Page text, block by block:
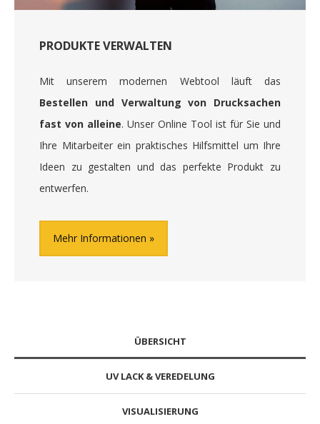
PRODUKTE VERWALTEN
Mit unserem modernen Webtool läuft das
Bestellen und Verwaltung von Drucksachen
fast von alleine. Unser Online Tool ist für Sie und
Ihre Mitarbeiter ein praktisches Hilfsmittel um Ihre
Ideen zu gestalten und das perfekte Produkt zu
entwerfen.
Mehr Informationen
ÜBERSICHT
UV LACK & VEREDELUNG
VISUALISIERUNG